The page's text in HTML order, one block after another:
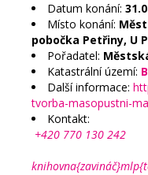
Datum konání:
Místo konání:
pobočka Petřiny, U
Pořadatel:
Katastrální území:
Další informace:
tvorba-masopustni-
Kontakt:
+420 770 130 242